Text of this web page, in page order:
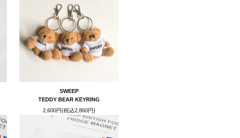
SWEEP
TEDDY BEAR KEYRING
2,600円(税込2,860円)